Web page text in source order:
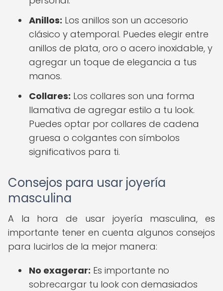
Anillos: Los anillos son un accesorio
clásico y atemporal. Puedes elegir entre
anillos de plata, oro o acero inoxidable, y
agregar un toque de elegancia a tus
manos.
Collares: Los collares son una forma
llamativa de agregar estilo a tu look.
Puedes optar por collares de cadena
gruesa o colgantes con símbolos
significativos para ti.
Consejos para usar joyería
masculina
A la hora de usar joyería masculina, es
importante tener en cuenta algunos consejos
para lucirlos de la mejor manera:
No exagerar: Es importante no
sobrecargar tu look con demasiados